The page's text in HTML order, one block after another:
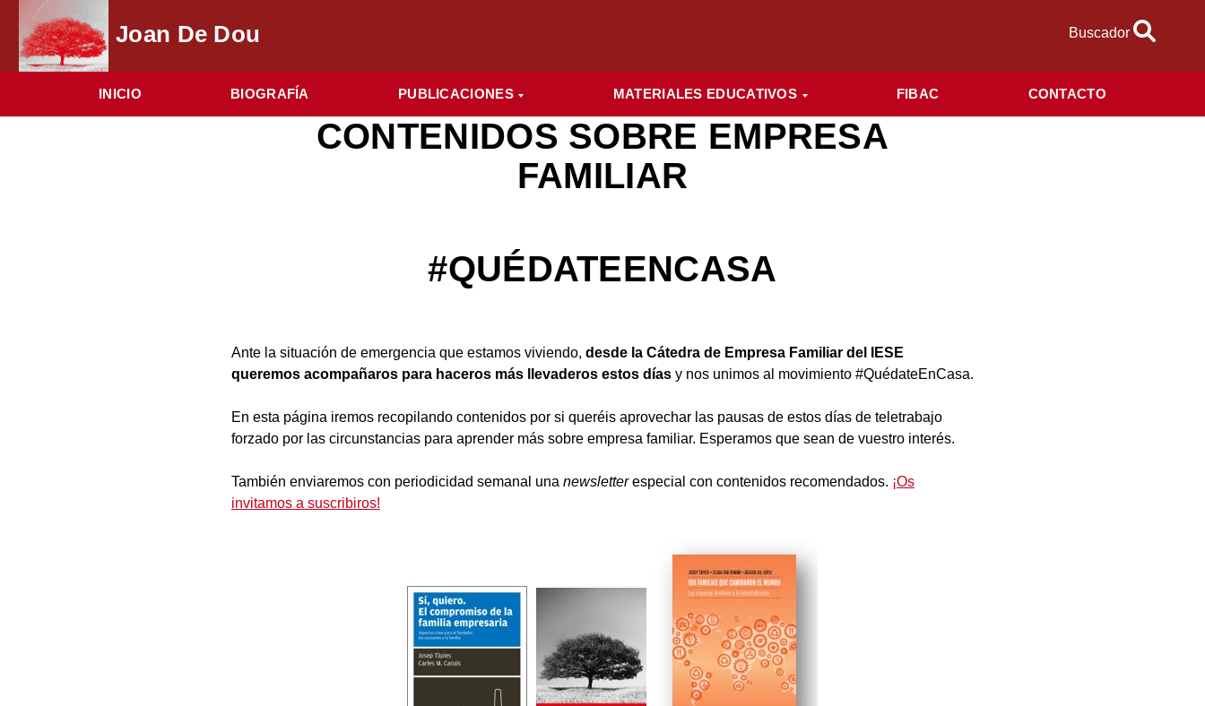
Joan De Dou Buscador
INICIO BIOGRAFÍA PUBLICACIONES MATERIALES EDUCATIVOS FIBAC CONTACTO
CONTENIDOS SOBRE EMPRESA
FAMILIAR
#QUÉDATEENCASA
Ante la situación de emergencia que estamos viviendo, desde la Cátedra de Empresa Familiar del IESE
queremos acompañaros para haceros más llevaderos estos días y nos unimos al movimiento #QuédateEnCasa.
En esta página iremos recopilando contenidos por si queréis aprovechar las pausas de estos días de teletrabajo
forzado por las circunstancias para aprender más sobre empresa familiar. Esperamos que sean de vuestro interés.
También enviaremos con periodicidad semanal una newsletterespecial con contenidos recomendados. ¡Os
invitamos a suscribiros!